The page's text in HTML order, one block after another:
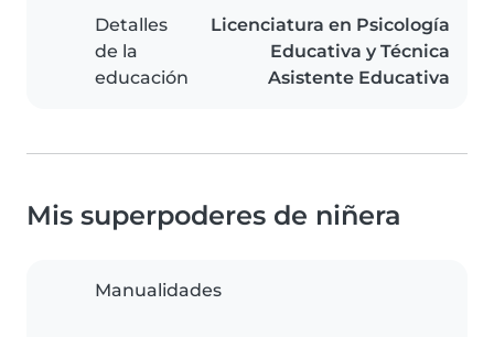
Detalles
de la
educación
Licenciatura en Psicología
Educativa y Técnica
Asistente Educativa
Mis superpoderes de niñera
Manualidades